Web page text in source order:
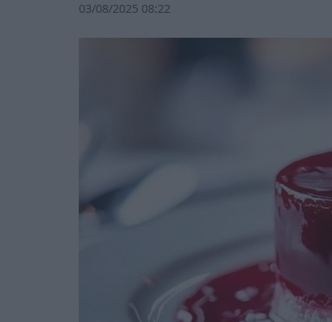
03/08/2025 08:22